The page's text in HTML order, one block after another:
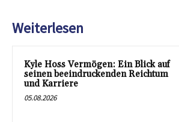
Weiterlesen
Kyle Hoss Vermögen: Ein Blick auf
seinen beeindruckenden Reichtum
und Karriere
05.08.2026